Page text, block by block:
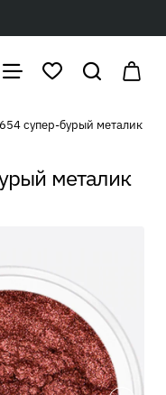
металик
супер-бурый металик